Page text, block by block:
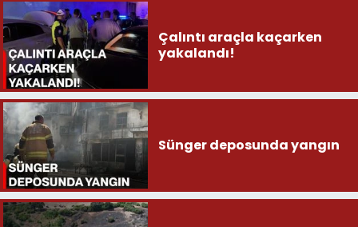
Çalıntı araçla kaçarken
yakalandı!
Sünger deposunda yangın